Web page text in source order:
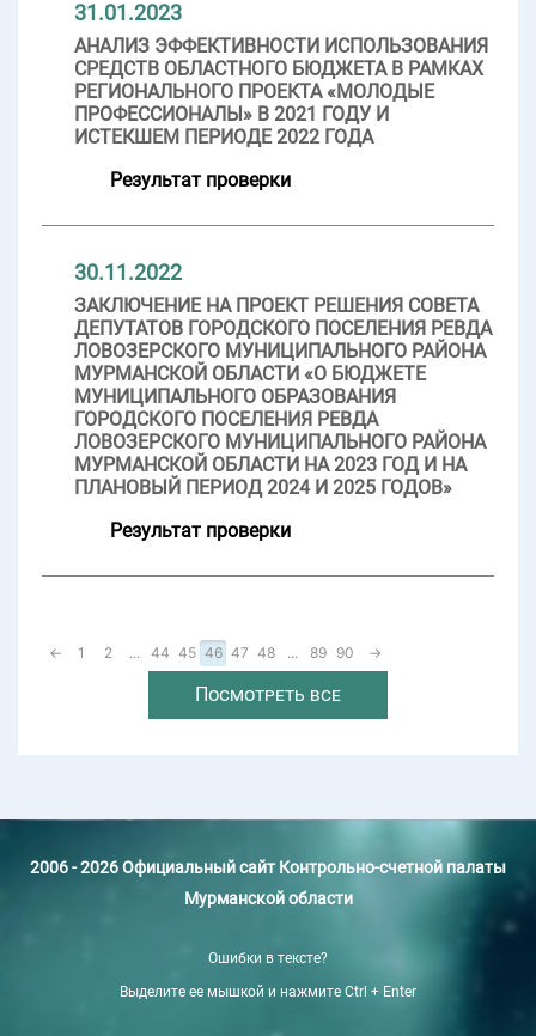
31.01.2023
АНАЛИЗ ЭФФЕКТИВНОСТИ ИСПОЛЬЗОВАНИЯ
СРЕДСТВ ОБЛАСТНОГО БЮДЖЕТА В РАМКАХ
РЕГИОНАЛЬНОГО ПРОЕКТА «МОЛОДЫЕ
ПРОФЕССИОНАЛЫ» В 2021 ГОДУ И
ИСТЕКШЕМ ПЕРИОДЕ 2022 ГОДА
Результат проверки
30.11.2022
ЗАКЛЮЧЕНИЕ НА ПРОЕКТ РЕШЕНИЯ СОВЕТА
ДЕПУТАТОВ ГОРОДСКОГО ПОСЕЛЕНИЯ РЕВДА
ЛОВОЗЕРСКОГО МУНИЦИПАЛЬНОГО РАЙОНА
МУРМАНСКОЙ ОБЛАСТИ «О БЮДЖЕТЕ
МУНИЦИПАЛЬНОГО ОБРАЗОВАНИЯ
ГОРОДСКОГО ПОСЕЛЕНИЯ РЕВДА
ЛОВОЗЕРСКОГО МУНИЦИПАЛЬНОГО РАЙОНА
МУРМАНСКОЙ ОБЛАСТИ НА 2023 ГОД И НА
ПЛАНОВЫЙ ПЕРИОД 2024 И 2025 ГОДОВ»
Результат проверки
← 1 2 ... 44 45 46 47 48 ... 89 90 →
Посмотреть все
2006 - 2026 Официальный сайт Контрольно-счетной палаты
Мурманской области
Ошибки в тексте?
Выделите ее мышкой и нажмите Ctrl + Enter